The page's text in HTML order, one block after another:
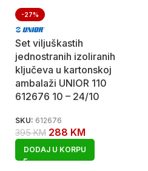
-27%
Set viljuškastih
jednostranih izoliranih
ključeva u kartonskoj
ambalaži UNIOR 110
612676 10 – 24/10
SKU: 612676
395KM 288 KM
DODAJ U KORPU